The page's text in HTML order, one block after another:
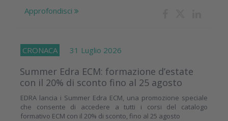
Approfondisci
CRONACA 31 Luglio 2026
Summer Edra ECM: formazione d’estate
con il 20% di sconto fino al 25 agosto
EDRA lancia i Summer Edra ECM, una promozione speciale
che consente di accedere a tutti i corsi del catalogo
formativo ECM con il 20% di sconto, fino al 25 agosto